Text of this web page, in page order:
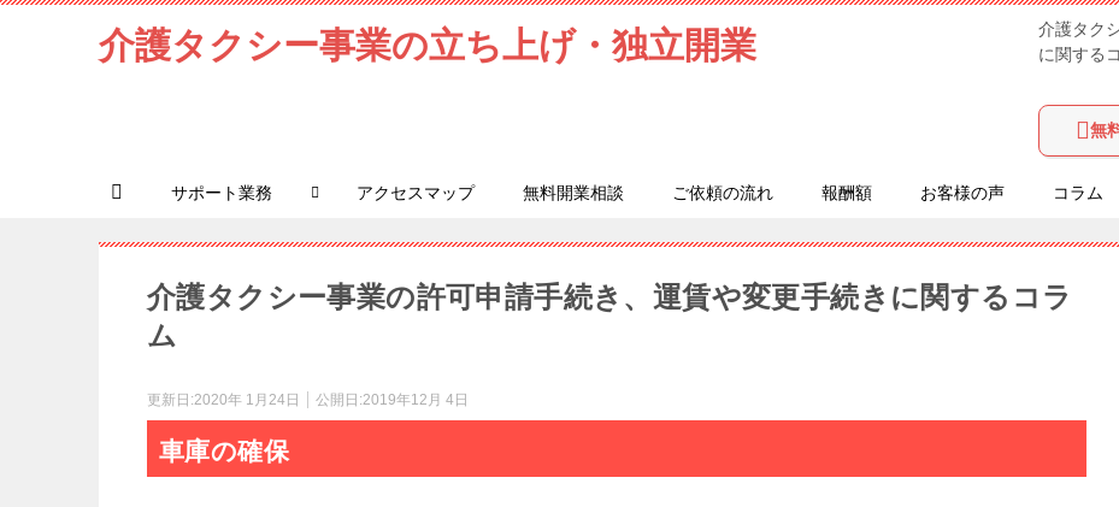
介護タクシー事業の立ち上げ・独立開業
介護タク
に関する
無
サポート業務 アクセスマップ 無料開業相談 ご依頼の流れ 報酬額 お客様の声 コラム
介護タクシー事業の許可申請手続き、運賃や変更手続きに関するコラ
ム
更新日:2020年 1月24日 公開日:2019年12月 4日
車庫の確保